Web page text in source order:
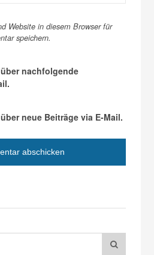
Website in diesem Browser für
speichern.
nachfolgende
neue Beiträge via E-Mail.